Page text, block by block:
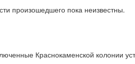
произошедшего пока неизвестны.
Краснокаменской колонии